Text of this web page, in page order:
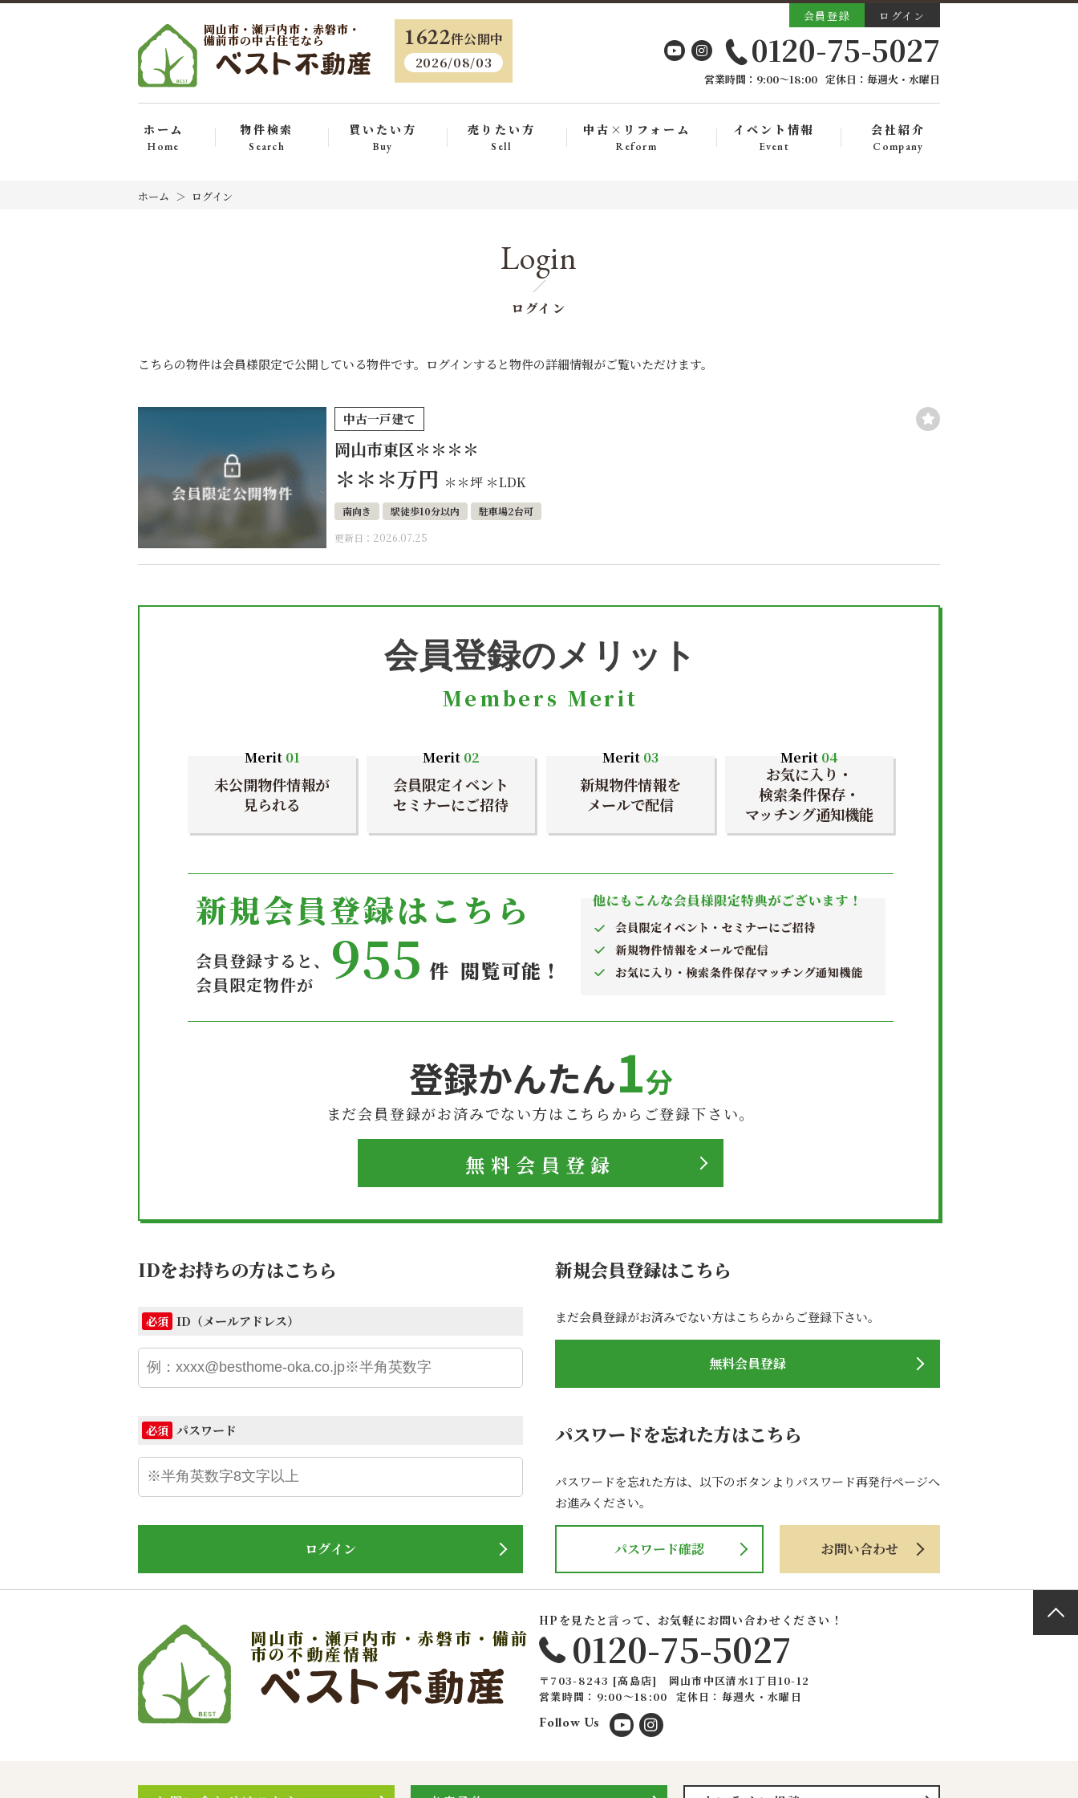
岡山市・瀬戸内市・赤磐市・
備前市の中古住宅なら 1622件公開中
2026/08/03
会員登録 ログイン
0120-75-5027
営業時間：9:00〜18:00 定休日：毎週火・水曜日
ホーム
Home
物件検索
Search
買いたい方
Buy
売りたい方
Sell
中古×リフォーム
Reform
イベント情報
Event
会社紹介
Company
ホーム ログイン
Login
ログイン
こちらの物件は会員様限定で公開している物件です。ログインすると物件の詳細情報がご覧いただけます。
中古一戸建て
岡山市東区＊＊＊＊
＊＊＊万円 ＊＊坪 ＊LDK
南向き 駅徒歩10分以内
駐車場2台可
更新日：2026.07.25
会員登録のメリット
Members Merit
Merit01
未公開物件情報が
見られる
Merit02
会員限定イベント
セミナーにご招待
Merit03
新規物件情報を
メールで配信
Merit 04
お気に入り・
検索条件保存・
マッチング通知機能
新規会員登録はこちら
会員登録すると、
会員限定物件が
955 件 閲覧可能！
登録かんたん1分
まだ会員登録がお済みでない方は こちらからご登録下さい。
無料会員登録
IDをお持ちの方はこちら
必須 ID（メールアドレス）
必須 パスワード
ログイン
新規会員登録はこちら
まだ会員登録がお済みでない方はこちらからご登録下さい。
無料会員登録
パスワードを忘れた方はこちら
パスワードを忘れた方は、以下のボタンよりパスワード再発行ページへ
お進みください。
パスワード確認 お問い合わせ
岡山市・瀬戸内市・赤磐市・備前
市の不動産情報
HPを見たと言って、お気軽にお問い合わせください！
0120-75-5027
〒703-8243 [高島店] 岡山市中区清水1丁目10-12
営業時間：9:00〜18:00
定休日：毎週火・水曜日
Follow Us